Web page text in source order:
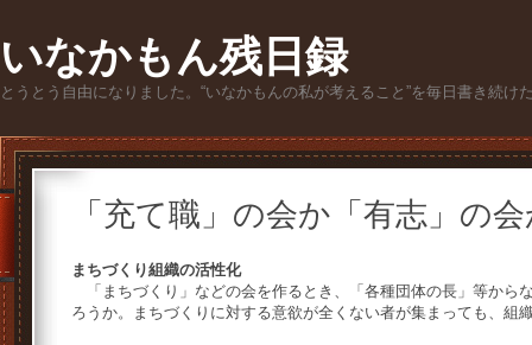
いなかもん残日録
とうとう自由になりました。“いなかもんの私が考えること”を毎日書き続け
「充て職」の会か「有志」の
まちづくり組織の活性化
「まちづくり」などの会を作るとき、「各種団体の長」等から
ろうか。まちづくりに対する意欲が全くない者が集まっても、組